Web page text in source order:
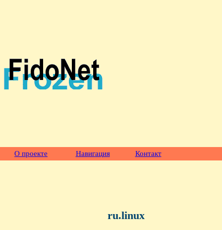
О проекте Навигация Контакт
ru.linux